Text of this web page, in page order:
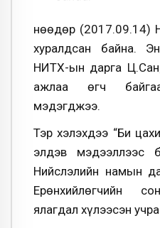
Өнөөдөр (2017.09.14)
хуралдсан байна.
НИТХ-ын дарга
ажлаа өгч
мэдэгджээ.
Тэр хэлэхдээ “Би
элдэв мэдээллээс
Нийслэлийн намын
Ерөнхийлөгчийн
ялагдал хүлээсэн